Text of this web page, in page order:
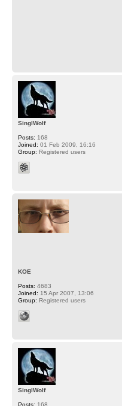
SinglWolf
Posts: 168
Joined: 01 Feb 2009, 16:16
Group: Registered users
KOE
Posts: 4683
Joined: 15 Apr 2007, 13:06
Group: Registered users
SinglWolf